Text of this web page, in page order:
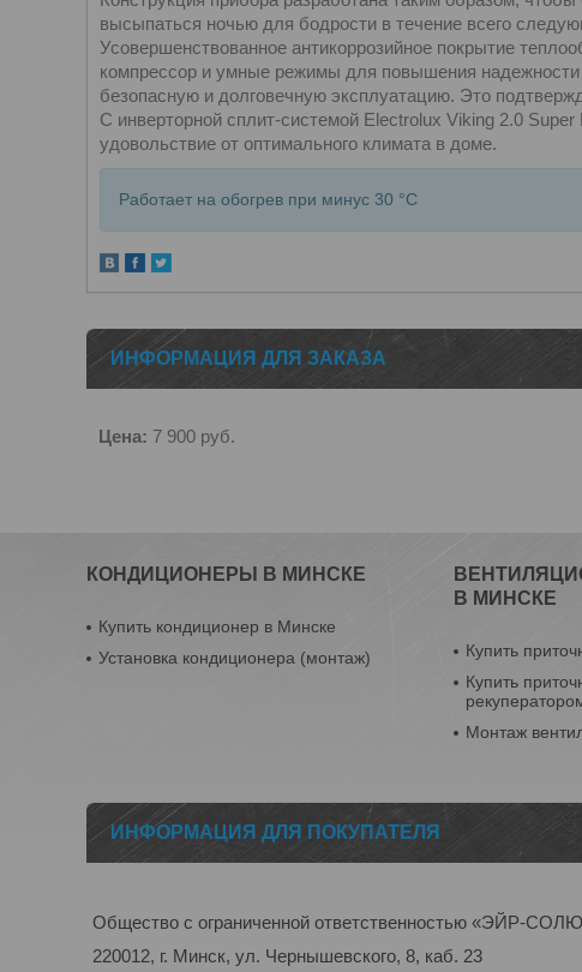
высыпаться ночью для бодрости в течение всего
Усовершенствованное антикоррозийное покрытие
компрессор и умные режимы для повышения надежности
безопасную и долговечную эксплуатацию. Это
С инверторной сплит-системой Electrolux Viking 2.0
удовольствие от оптимального климата в доме.
Работает на обогрев при минус 30 °C
ИНФОРМАЦИЯ ДЛЯ ЗАКАЗА
Цена: 7 900 руб.
КОНДИЦИОНЕРЫ В МИНСКЕ
Купить кондиционер в Минске
Установка кондиционера (монтаж)
В МИНСКЕ
Купить
Купить
Монтаж
ИНФОРМАЦИЯ ДЛЯ ПОКУПАТЕЛЯ
Общество с ограниченной ответственностью «ЭЙР-
220012, г. Минск, ул. Чернышевского, 8, каб. 23